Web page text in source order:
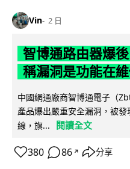
Vin 2 日
智博通路由器爆
稱漏洞是功能在
中國網通廠商智博通電子（
產品爆出嚴重安全漏洞，被
線，旗...
閱讀全文
380 86 ↗ 分享